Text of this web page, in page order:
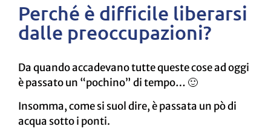
Perché è difficile liberarsi
dalle preoccupazioni?
Da quando accadevano tutte queste cose ad oggi
è passato un “pochino” di tempo… 🙂
Insomma, come si suol dire, è passata un pò di
acqua sotto i ponti.